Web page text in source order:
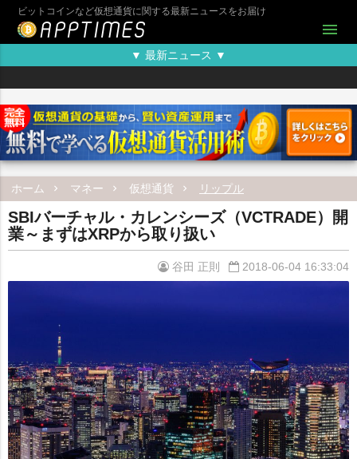
ビットコインなど仮想通貨に関する最新ニュースをお届け
menu
▼ 最新ニュース ▼
ホーム マネー 仮想通貨 リップル
SBIバーチャル・カレンシーズ（VCTRADE）開
業～まずはXRPから取り扱い
谷田 正則 2018-06-04 16:33:04